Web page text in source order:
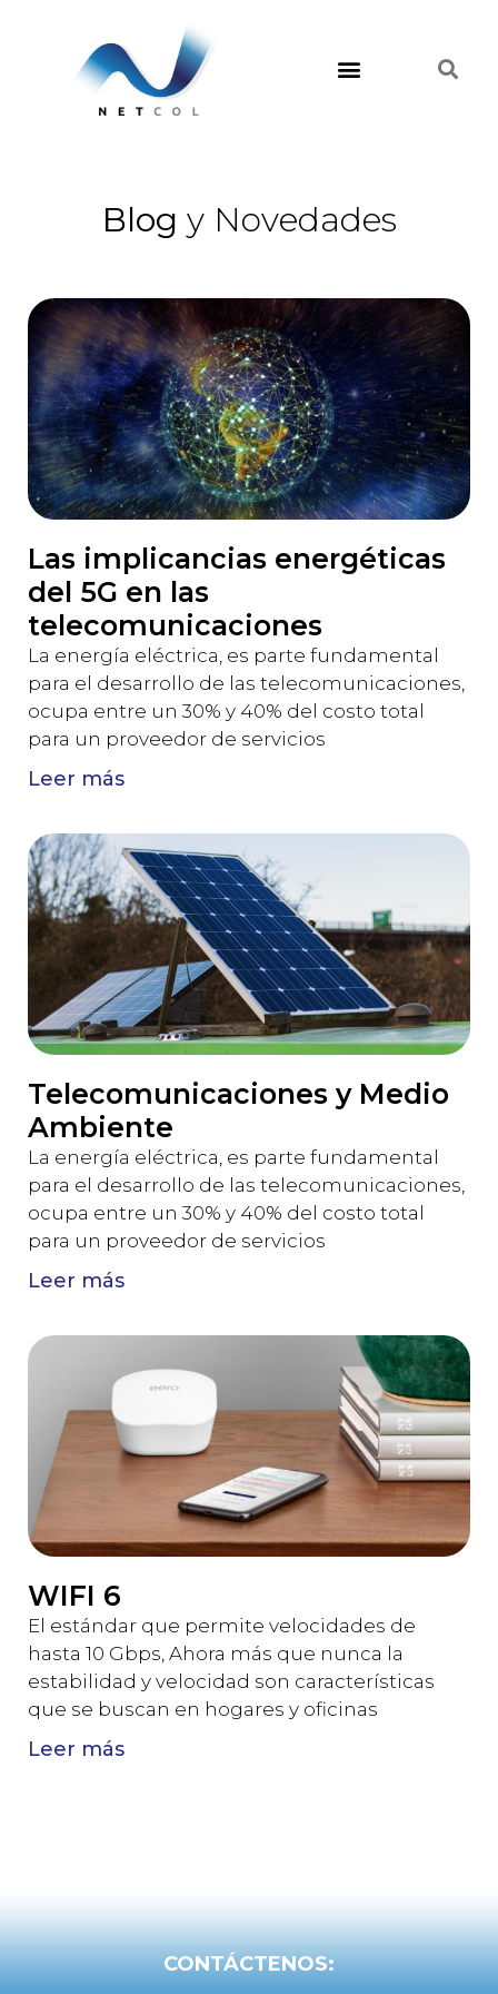
Blog y Novedades
Las implicancias energéticas
del 5G en las
telecomunicaciones
La energía eléctrica, es parte fundamental
para el desarrollo de las telecomunicaciones,
ocupa entre un 30% y 40% del costo total
para un proveedor de servicios
Leer más
Telecomunicaciones y Medio
Ambiente
La energía eléctrica, es parte fundamental
para el desarrollo de las telecomunicaciones,
ocupa entre un 30% y 40% del costo total
para un proveedor de servicios
Leer más
WIFI 6
El estándar que permite velocidades de
hasta 10 Gbps, Ahora más que nunca la
estabilidad y velocidad son características
que se buscan en hogares y oficinas
Leer más
CONTÁCTENOS: